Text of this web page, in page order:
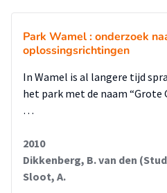
Park Wamel : onderzoek
oplossingsrichtingen
In Wamel is al langere tijd
het park met de naam “Grote
…
2010
Dikkenberg, B. van den
Sloot, A.